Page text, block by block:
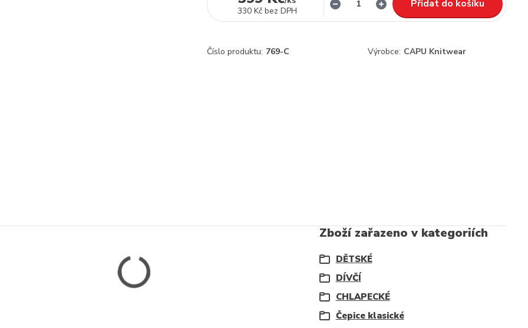
330 Kč bez DPH
Přidat do košíku
Číslo produktu: 769-C Výrobce: CAPU Knitwear
Zboží zařazeno v kategoriích
DĚTSKÉ
DÍVČÍ
CHLAPECKÉ
Čepice klasické